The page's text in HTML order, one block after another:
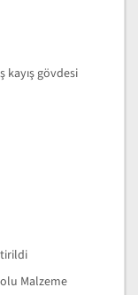
kayış gövdesi
Malzeme